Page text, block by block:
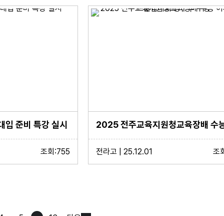
준비 특강 실시
조회:755 전라고 | 25.12.01 조